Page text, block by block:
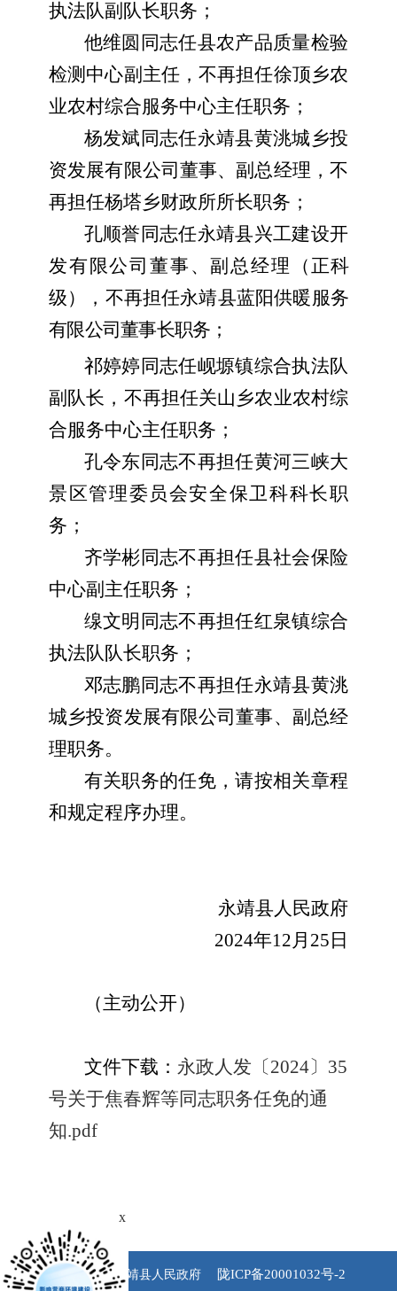
执法队副队长职务；
他维圆同志任县农产品质量检验
检测中心副主任，不再担任徐顶乡农
业农村综合服务中心主任职务；
杨发斌同志任永靖县黄洮城乡投
资发展有限公司董事、副总经理，不
再担任杨塔乡财政所所长职务；
孔顺誉同志任永靖县兴工建设开
发有限公司董事、副总经理
（正科
级），不再担任永靖县蓝阳供暖服务
有限公司董事长职务；
祁婷婷同志任岘塬镇综合执法队
副队长，不再担任关山乡农业农村综
合服务中心主任职务；
孔令东同志不再担任黄河三峡大
景区管理委员会安全保卫科科长职
务；
齐学彬同志不再担任县社会保险
中心副主任职务；
缐文明同志不再担任红泉镇综合
执法队队长职务；
邓志鹏同志不再担任永靖县黄洮
城乡投资发展有限公司董事、副总经
理职务。
有关职务的任免，请按相关章程
和规定程序办理。
永靖县人民政府
2024年12 月 25 日
（主动公开）
文件下载： 永政人发〔2024〕35
号关于焦春辉等同志职务任免的通
知.pdf
版权所有 永靖县人民政府 陇ICP备20001032号-2
x